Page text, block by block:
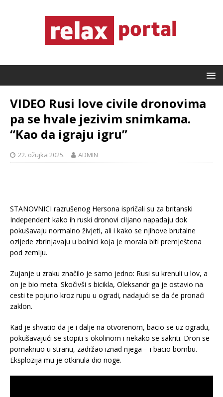
VIDEO Rusi love civile dronovima
pa se hvale jezivim snimkama.
“Kao da igraju igru”
22. ožujka 2025. ADMIN
STANOVNICI razrušenog Hersona ispričali su za britanski
Independent kako ih ruski dronovi ciljano napadaju dok
pokušavaju normalno živjeti, ali i kako se njihove brutalne
ozljede zbrinjavaju u bolnici koja je morala biti premještena
pod zemlju.
Zujanje u zraku značilo je samo jedno: Rusi su krenuli u lov, a
on je bio meta. Skočivši s bicikla, Oleksandr ga je ostavio na
cesti te pojurio kroz rupu u ogradi, nadajući se da će pronaći
zaklon.
Kad je shvatio da je i dalje na otvorenom, bacio se uz ogradu,
pokušavajući se stopiti s okolinom i nekako se sakriti. Dron se
pomaknuo u stranu, zadržao iznad njega – i bacio bombu.
Eksplozija mu je otkinula dio noge.